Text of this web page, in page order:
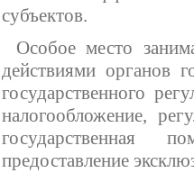
субъектов.
Особое место
действиями органов
государственного
налогообложение,
государственная
предоставление